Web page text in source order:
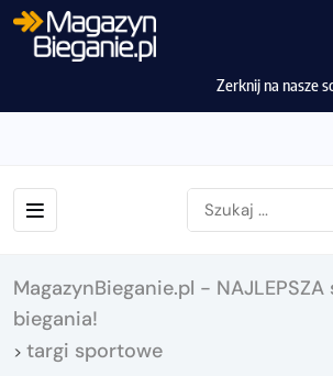
Zerknij na nasze
MagazynBieganie.pl -
biegania!
> targi sportowe